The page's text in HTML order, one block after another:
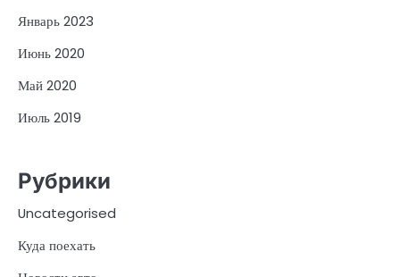
Январь 2023
Июнь 2020
Май 2020
Июль 2019
Рубрики
Uncategorised
Куда поехать